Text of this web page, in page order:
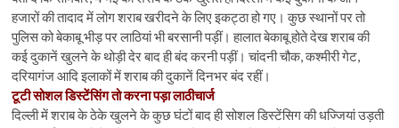
हजारों की तादाद में लोग शराब खरीदने के लिए इकट्ठा हो गए। कुछ स्थानों पर तो
पुलिस को बेकाबू भीड़ पर लाठियां भी बरसानी पड़ीं। हालात बेकाबू होते देख शराब की
कई दुकानें खुलने के थोड़ी देर बाद ही बंद करनी पड़ीं। चांदनी चौक, कश्मीरी गेट,
दरियागंज आदि इलाकों में शराब की दुकानें दिनभर बंद रहीं।
टूटी सोशल डिस्टेंसिंग तो करना पड़ा लाठीचार्ज
दिल्ली में शराब के ठेके खुलने के कुछ घंटों बाद ही सोशल डिस्टेंसिग की धज्जियां उड़ती